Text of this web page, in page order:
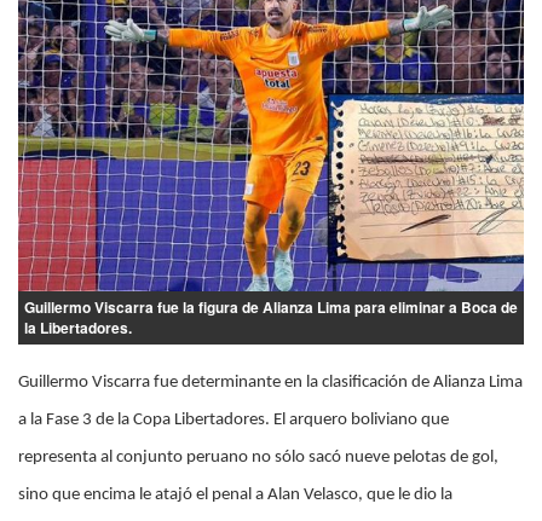
Guillermo Viscarra fue la figura de Alianza Lima para eliminar a Boca de
la Libertadores.
Guillermo Viscarra fue determinante en la clasificación de Alianza Lima
a la Fase 3 de la Copa Libertadores. El arquero boliviano que
representa al conjunto peruano no sólo sacó nueve pelotas de gol,
sino que encima le atajó el penal a Alan Velasco, que le dio la